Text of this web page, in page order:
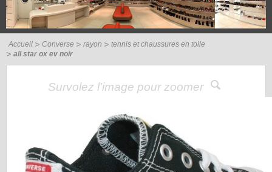
Accueil Converse rayon
tennis et chaussures en toile
all star ox ev noir
Survolez l’image pour zoomer